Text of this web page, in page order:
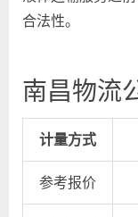
合法性。
南昌物流
计量方式
参考报价